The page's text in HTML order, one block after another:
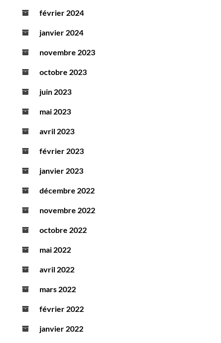
février 2024
janvier 2024
novembre 2023
octobre 2023
juin 2023
mai 2023
avril 2023
février 2023
janvier 2023
décembre 2022
novembre 2022
octobre 2022
mai 2022
avril 2022
mars 2022
février 2022
janvier 2022